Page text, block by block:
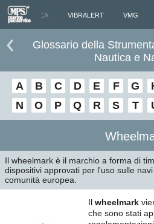
VIBRALERT VMG VOX
Glossario della
Nautica e
A B C D E F G
N
O P Q R S T
Il wheelmark è il marchio a forma di
dispositivi approvati per l'uso sulle
comunità europea.
Il wheelmark
che sono stati